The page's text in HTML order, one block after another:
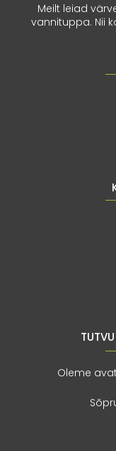
Meilt leiad
vannituppa. Nii
Oleme